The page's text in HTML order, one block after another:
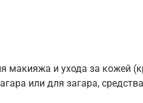
макияжа и ухода за кожей
или для загара,